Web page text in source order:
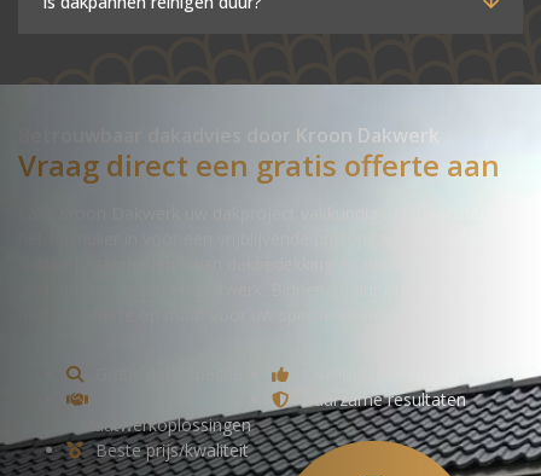
Betrouwbaar dakadvies door Kroon Dakwerk
Vraag direct een gratis offerte aan
Maatwerkoplossingen
Duurzame resultaten
Beste prijs/kwaliteit